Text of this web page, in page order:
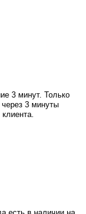
3 минут. Только
3 минуты